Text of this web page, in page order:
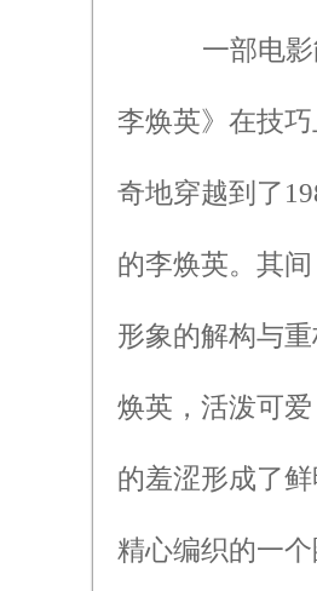
一部电影能
李焕英》在技
奇地穿越到了
的李焕英。其
形象的解构与
焕英，活泼可
的羞涩形成了
精心编织的一